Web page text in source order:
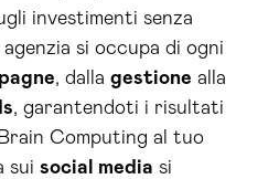
investimenti senza
si occupa di ogni
, dalla gestione alla
, garantendoti i risultati
Computing al tuo
sui social media si